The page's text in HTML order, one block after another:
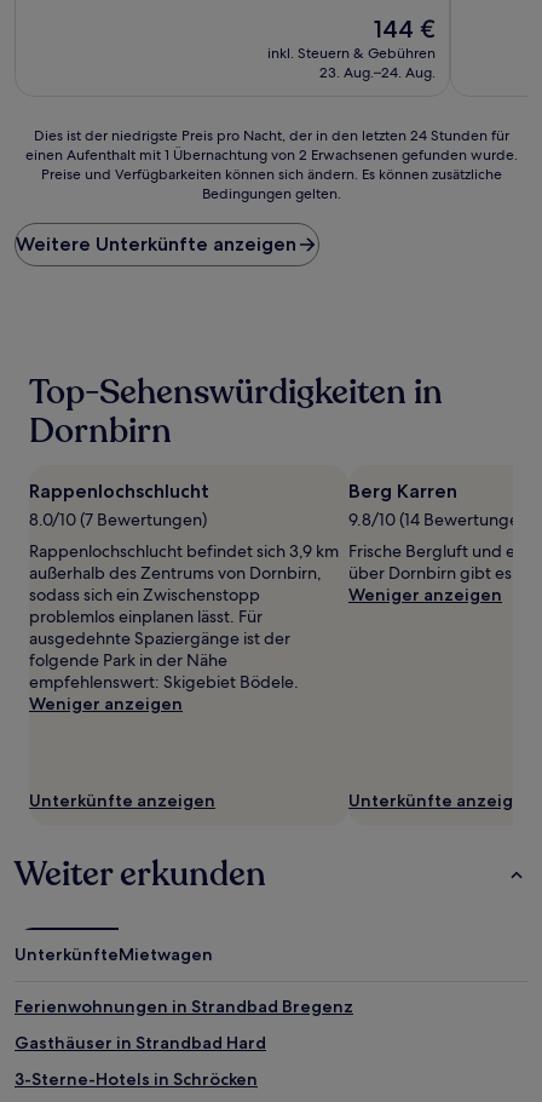
Der
Preis
beträgt
144 €
inkl. Steuern & Gebühren
23. Aug.–24. Aug.
Dies
ist
Preis
pro
Nacht,
24 Stunden
einen
Aufenthalt
1 Übernachtung
2 Erwachsenen
gefunden
wurde.
Preise
und
Verfügbarkeiten
können
sich
ändern.
gelten.
Dies ist der niedrigste Preis pro Nacht, der in den letzten 24 Stunden für
einen Aufenthalt mit 1 Übernachtung von 2 Erwachsenen gefunden wurde.
Preise und Verfügbarkeiten können sich ändern. Es können zusätzliche
Bedingungen gelten.
Weitere Unterkünfte anzeigen
Top-Sehenswürdigkeiten in
Dornbirn
Rappenlochschlucht
8.0/10 (7 Bewertungen)
Rappenlochschlucht befindet sich 3,9 km
außerhalb des Zentrums von Dornbirn,
sodass sich ein Zwischenstopp
problemlos einplanen lässt. Für
ausgedehnte Spaziergänge ist der
folgende Park in der Nähe
empfehlenswert: Skigebiet Bödele.
Weniger anzeigen
Unterkünfte anzeigen
Berg Karren
9.8/10 (14 Bewertungen)
Frische Bergluft und
über Dornbirn gibt es in
Weniger anzeigen
Unterkünfte anzeigen
Weiter erkunden
UnterkünfteMietwagen
Ferienwohnungen in Strandbad Bregenz
Gasthäuser in Strandbad Hard
3-Sterne-Hotels in Schröcken